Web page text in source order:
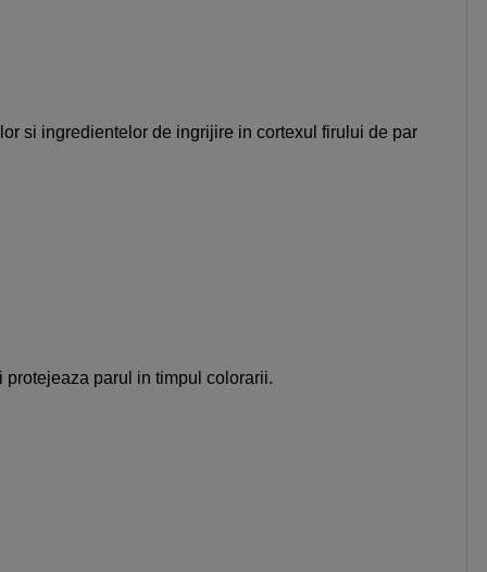
si ingredientelor de ingrijire in cortexul firului de par
parul in timpul colorarii.